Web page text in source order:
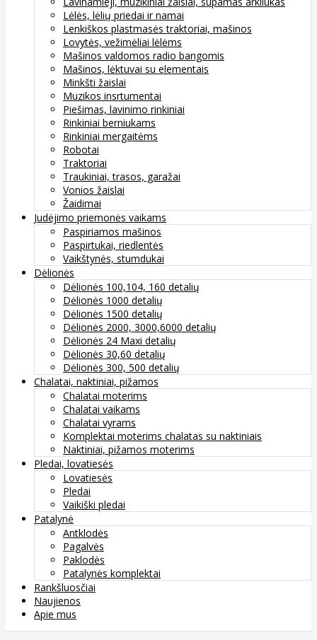
Lėlės, lėlių priedai ir namai
Lenkiškos plastmasės traktoriai, mašinos
Lovytės, vežimėliai lėlėms
Mašinos valdomos radio bangomis
Mašinos, lėktuvai su elementais
Minkšti žaislai
Muzikos insrtumentai
Piešimas, lavinimo rinkiniai
Rinkiniai berniukams
Rinkiniai mergaitėms
Robotai
Traktoriai
Traukiniai, trasos, garažai
Vonios žaislai
Žaidimai
Judėjimo priemonės vaikams
Paspiriamos mašinos
Paspirtukai, riedlentės
Vaikštynės, stumdukai
Dėlionės
Dėlionės 100,104, 160 detalių
Dėlionės 1000 detalių
Dėlionės 1500 detalių
Dėlionės 2000, 3000,6000 detalių
Dėlionės 24 Maxi detalių
Dėlionės 30,60 detalių
Dėlionės 300, 500 detalių
Chalatai, naktiniai, pižamos
Chalatai moterims
Chalatai vaikams
Chalatai vyrams
Komplektai moterims chalatas su naktiniais
Naktiniai, pižamos moterims
Pledai, lovatiesės
Lovatiesės
Pledai
Vaikiški pledai
Patalynė
Antklodės
Pagalvės
Paklodės
Patalynės komplektai
Rankšluosčiai
Naujienos
Apie mus